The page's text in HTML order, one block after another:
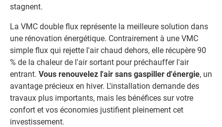
stagnent.
La VMC double flux représente la meilleure solution dans
une rénovation énergétique. Contrairement à une VMC
simple flux qui rejette l'air chaud dehors, elle récupère 90
% de la chaleur de l'air sortant pour préchauffer l'air
entrant. Vous renouvelez l'air sans gaspiller d'énergie, un
avantage précieux en hiver. L'installation demande des
travaux plus importants, mais les bénéfices sur votre
confort et vos économies justifient pleinement cet
investissement.